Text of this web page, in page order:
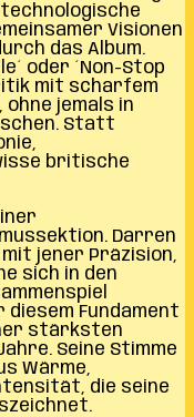
Visionen
das Album.
oder ´Non-Stop
mit scharfem
jemals in
Statt
britische
Darren
jener Präzision,
sich in den
diesem Fundament
stärksten
Seine Stimme
Wärme,
die seine